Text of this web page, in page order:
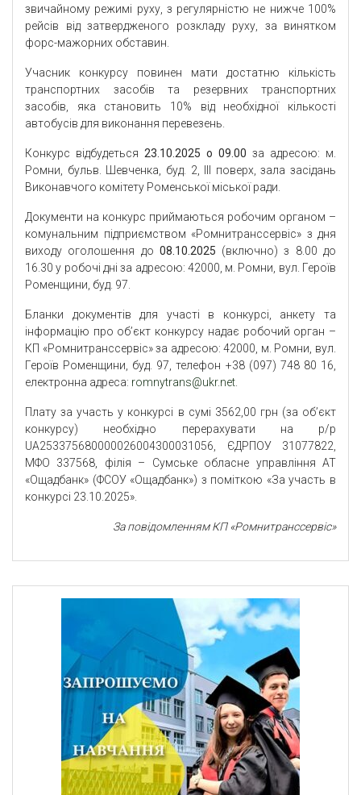
звичайному режимі руху, з регулярністю не нижче 100%
рейсів від затвердженого розкладу руху, за винятком
форс-мажорних обставин.
Учасник конкурсу повинен мати достатню кількість
транспортних засобів та резервних транспортних
засобів, яка становить 10% від необхідної кількості
автобусів для виконання перевезень.
Конкурс відбудеться 23.10.2025 о 09.00 за адресою: м.
Ромни, бульв. Шевченка, буд. 2, ІІІ поверх, зала засідань
Виконавчого комітету Роменської міської ради.
Документи на конкурс приймаються робочим органом –
комунальним підприємством «Ромнитранссервіс» з дня
виходу оголошення до 08.10.2025 (включно) з 8.00 до
16.30 у робочі дні за адресою: 42000, м. Ромни, вул. Героїв
Роменщини, буд. 97.
Бланки документів для участі в конкурсі, анкету та
інформацію про об’єкт конкурсу надає робочий орган –
КП «Ромнитранссервіс» за адресою: 42000, м. Ромни, вул.
Героїв Роменщини, буд. 97, телефон +38 (097) 748 80 16,
електронна адреса: romnytrans@ukr.net
Плату за участь у конкурсі в сумі 3562,00 грн (за об’єкт
конкурсу) необхідно перерахувати на р/р
UA253375680000026004300031056, ЄДРПОУ 31077822,
МФО 337568, філія – Сумське обласне управління АТ
«Ощадбанк» (ФСОУ «Ощадбанк») з поміткою «За участь в
конкурсі 23.10.2025».
За повідомленням КП «Ромнитранссервіс»